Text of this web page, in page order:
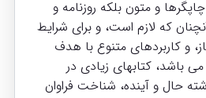
و متون بلکه روزنامه و
که لازم است، و برای شرایط
و کاربردهای متنوع با هدف
می باشد، کتابهای زیادی در
حال و آینده، شناخت فراوان